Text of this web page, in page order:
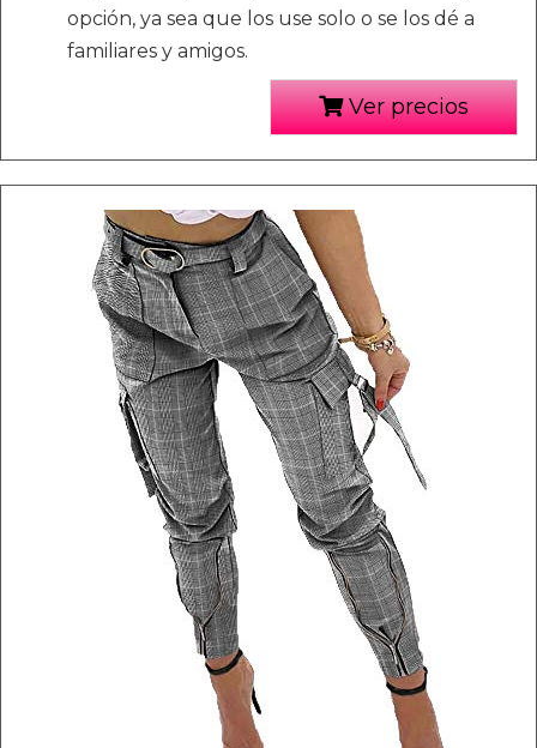
opción, ya sea que los use solo o se los dé a
familiares y amigos.
Ver precios